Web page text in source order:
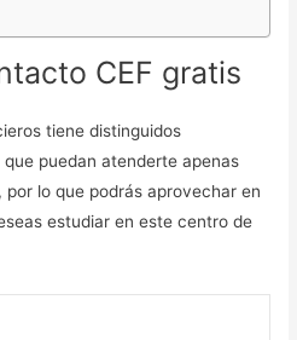
CEF gratis
tiene distinguidos
puedan atenderte apenas
, por lo que podrás aprovechar en
estudiar en este centro de